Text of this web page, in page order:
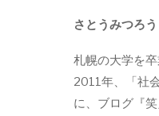
つ
う
【無
料
さとうみつろう
札幌の大学を
2011年、「社
に、ブログ『